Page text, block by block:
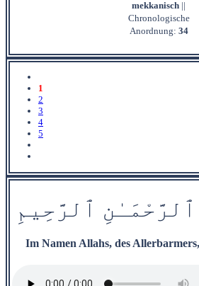
mekkanisch ||
Chronologische
Anordnung: 34
1
2
3
4
5
ٱ لرَّحْمَ‍ـٰنِ ٱ ل‍‍رَّح‍ِ‍ي‍مِ
Im Namen Allahs, des